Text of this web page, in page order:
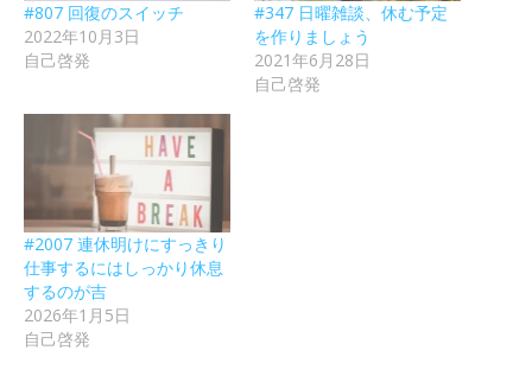
#807 回復のスイッチ
2022年10月3日
自己啓発
#347 日曜雑談、休む予定
を作りましょう
2021年6月28日
自己啓発
#2007 連休明けにすっきり
仕事するにはしっかり休息
するのが吉
2026年1月5日
自己啓発